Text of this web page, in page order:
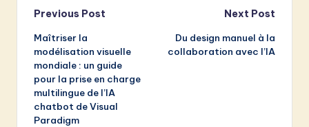
Post
navigation
Previous Post
Maîtriser la
modélisation visuelle
mondiale : un guide
pour la prise en charge
multilingue de l’IA
chatbot de Visual
Paradigm
Next Post
Du design manuel à la
collaboration avec l’IA